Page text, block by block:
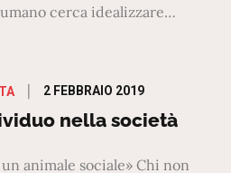
cerca idealizzare…
Posted
on
2 FEBBRAIO 2019
nella società
animale sociale» Chi non